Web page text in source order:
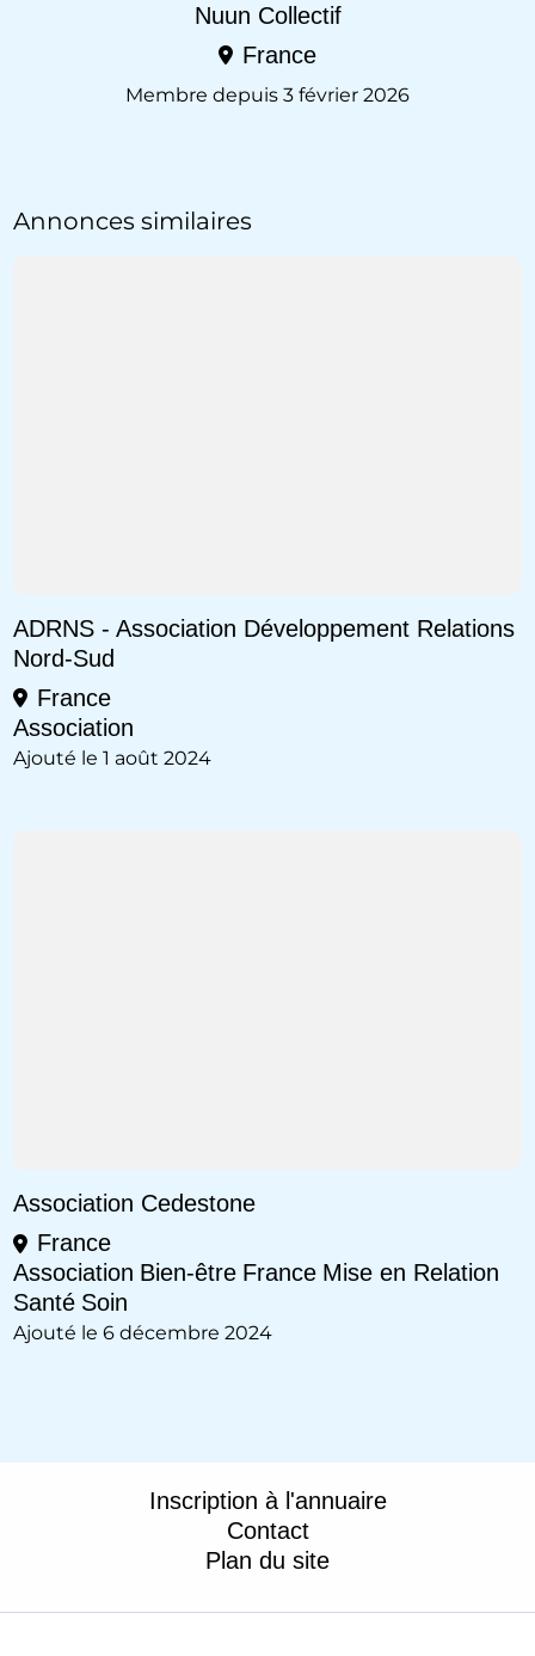
Nuun Collectif
France
Membre depuis 3 février 2026
Annonces similaires
ADRNS - Association Développement Relations
Nord-Sud
France
Association
Ajouté le 1 août 2024
Association Cedestone
France
Association Bien-être France Mise en Relation
Santé Soin
Ajouté le 6 décembre 2024
Inscription à l'annuaire
Contact
Plan du site